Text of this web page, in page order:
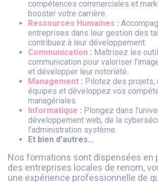
compétences commerciales et
booster votre carrière.
Ressources Humaines :
entreprises dans leur gestion des
contribuez à leur développement.
Communication : Maîtrisez les
communication pour valoriser
et développer leur notoriété.
Management : Pilotez des projets,
équipes et développez vos
managériales.
Informatique : Plongez dans
développement web, de la
l'administration système.
Et bien d'autres...
Nos formations sont dispensées en
des entreprises locales de renom,
une expérience professionnelle de